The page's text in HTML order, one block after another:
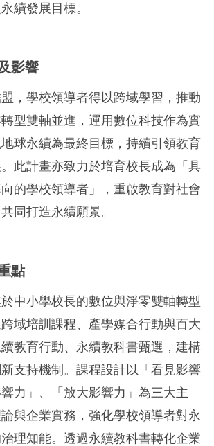
續發展目標。
影響
學校領導者得以跨域學習，推動
型雙軸並進，運用數位科技作為實
球永續為最終目標，持續引領教育
此計畫亦致力於培育校長成為「具
的學校領導者」，重啟教育對社會
同打造永續願景。
點
小學校長的數位與淨零雙軸轉型
域培訓課程、產學媒合行動與百大
教育行動、永續教科書甄選，建構
支持機制。課程設計以「看見影響
力」、「放大影響力」為三大主
與企業實務，強化學校領導者對永
理知能。透過永續教科書轉化企業